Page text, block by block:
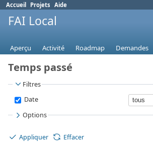
Accueil Projets Aide
FAI Local
Aperçu Activité Roadmap Demandes
Temps passé
Filtres
Date
Options
Appliquer Effacer